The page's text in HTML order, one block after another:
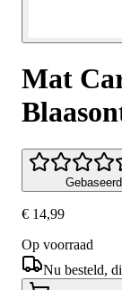
Mat
€ 14,99
Op voorraad
Nu besteld,